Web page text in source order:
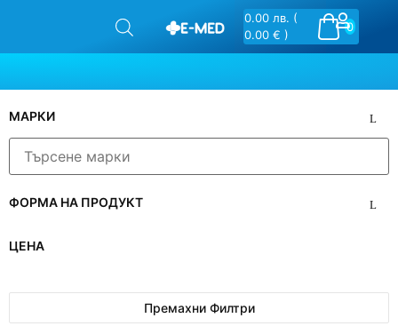
0
0.00 лв. (
0.00 € )
МАРКИ
ФОРМА НА ПРОДУКТ
ЦЕНА
Премахни Филтри